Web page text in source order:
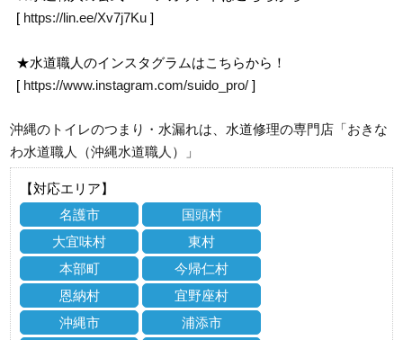
[ https://lin.ee/Xv7j7Ku ]
★水道職人のインスタグラムはこちらから！
[ https://www.instagram.com/suido_pro/ ]
沖縄のトイレのつまり・水漏れは、水道修理の専門店「おきな
わ水道職人（沖縄水道職人）」
【対応エリア】
名護市
国頭村
大宜味村
東村
本部町
今帰仁村
恩納村
宜野座村
沖縄市
浦添市